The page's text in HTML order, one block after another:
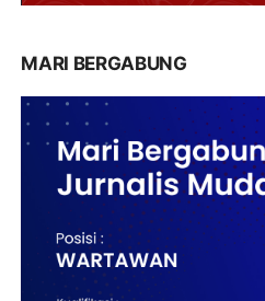
MARI BERGABUNG